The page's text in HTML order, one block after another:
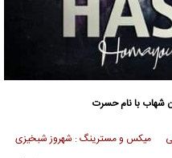
شهاب با نام حسرت
میکس و مسترینگ : شهروز شبخیزی